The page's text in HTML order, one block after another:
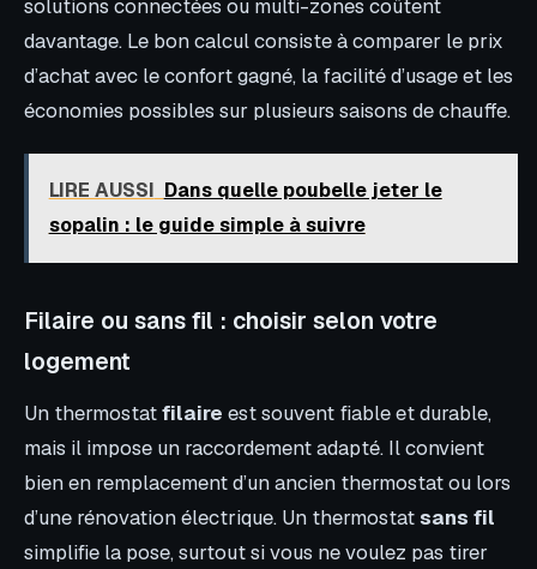
solutions connectées ou multi-zones coûtent
davantage. Le bon calcul consiste à comparer le prix
d’achat avec le confort gagné, la facilité d’usage et les
économies possibles sur plusieurs saisons de chauffe.
LIRE AUSSI Dans quelle poubelle jeter le
sopalin : le guide simple à suivre
Filaire ou sans fil : choisir selon votre
logement
Un thermostatfilaire est souvent fiable et durable,
mais il impose un raccordement adapté. Il convient
bien en remplacement d’un ancien thermostat ou lors
d’une rénovation électrique. Un thermostatsans fil
simplifie la pose, surtout si vous ne voulez pas tirer